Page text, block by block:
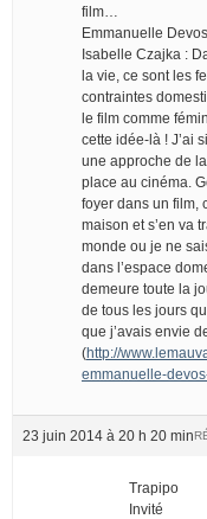
film…
Emmanuelle
Isabelle Czajka :
la vie, ce sont les
contraintes
le film comme
cette idée-là ! J’ai
une approche de
place au cinéma.
foyer dans un film,
maison et s’en va
monde ou je ne
dans l’espace
demeure toute la
de tous les jours
que j’avais envie
(http://
emmanuelle-
23 juin 2014 à 20 h 20 min
Trapipo
Invité